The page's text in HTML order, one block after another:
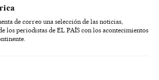
de correo una selección de las noticias,
los periodistas de EL PAÍS con los acontecimientos